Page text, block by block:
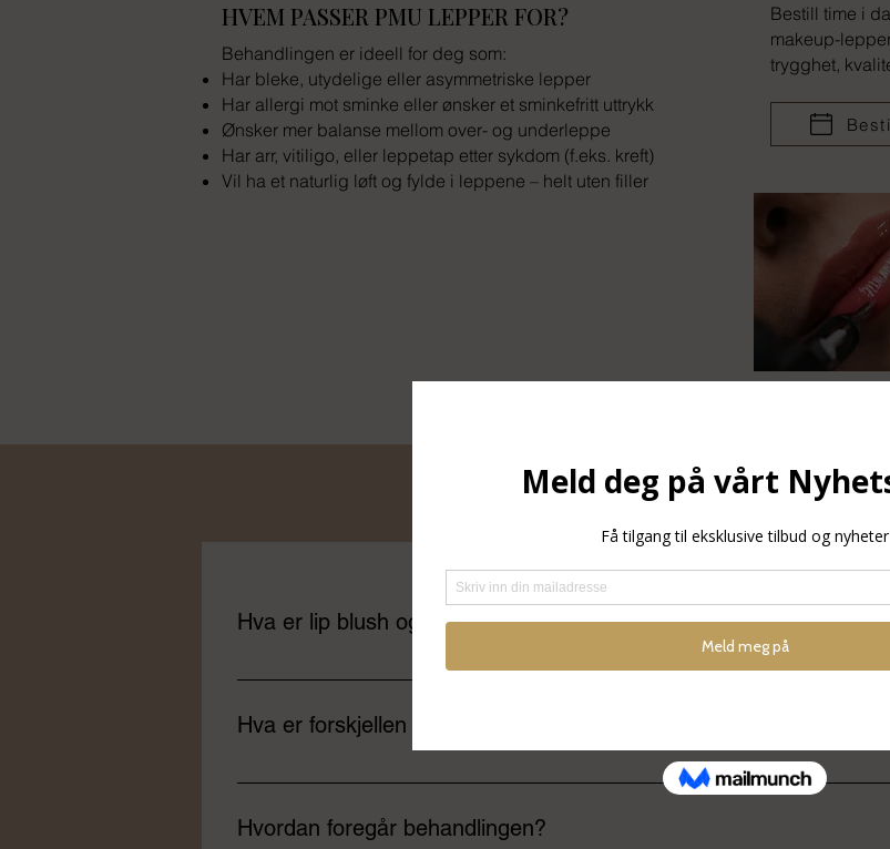
HVEM PASSER PMU LEPPER FOR?
Behandlingen er ideell for deg som:
Har bleke, utydelige eller asymmetriske lepper
Har allergi mot sminke eller ønsker et sminkefritt uttrykk
Ønsker mer balanse mellom over- og underleppe
Har arr, vitiligo, eller leppetap etter sykdom (f.eks. kreft)
Vil ha et naturlig løft og fylde i leppene – helt uten filler
Bestill time i
makeup-
trygghet,
Ofte Stilte
Hva er lip blush og permanent leppetatovering (PMU)?
Leppetattovering er en kosmetisk semi-permanent behandling der pigment legges
Hva er forskjellen på lip blush og full lips?
Lip blush: Myk, naturlig fargeforbedring – som en dus lip stain. Full lips: Mer
Hvordan foregår behandlingen?